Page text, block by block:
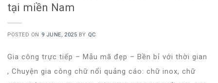
tại miền Nam
POSTED ON 9 JUNE, 2025 BY QC
Gia công trực tiếp – Mẫu mã đẹp – Bền bỉ với thời gian
, Chuyện gia công chữ nổi quảng cáo: chữ inox, chữ